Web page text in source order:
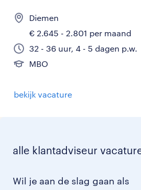
Diemen
€ 2.645 - 2.801 per maand
32 - 36 uur, 4 - 5 dagen p.w.
MBO
bekijk vacature
alle klantadviseur
Wil je aan de slag gaan als